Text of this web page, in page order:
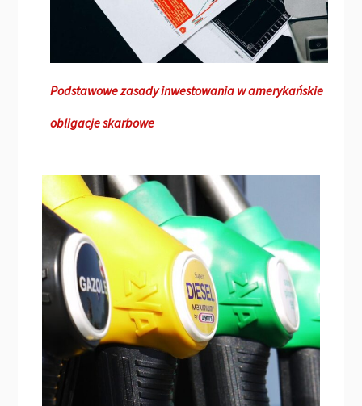
Podstawowe zasady inwestowania w amerykańskie
obligacje skarbowe